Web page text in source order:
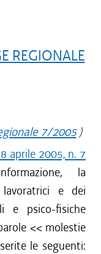
REGIONALE
7/2005)
aprile 2005, n. 7
la
e dei
e psico-fisiche
<< molestie
le seguenti: